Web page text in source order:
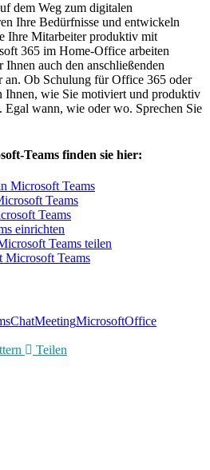
dem Weg zum digitalen
Ihre Bedürfnisse und entwickeln
Ihre Mitarbeiter produktiv mit
365 im Home-Office arbeiten
auch den anschließenden
an. Ob Schulung für Office 365 oder
Ihnen, wie Sie motiviert und produktiv
Egal wann, wie oder wo. Sprechen Sie
Teams finden sie hier:
Microsoft Teams
Teams
Teams
einrichten
Teams teilen
Microsoft Teams
ChatMeetingMicrosoftOffice
Teilen